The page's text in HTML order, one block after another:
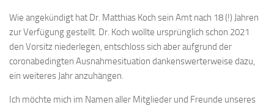
Schach online
1.Online Schachturnierserie
Termine
Verein
Wie angekündigt hat Dr. Matthias Koch sein Amt nach 18 (!) Jahren
zur Verfügung gestellt. Dr. Koch wollte ursprünglich schon 2021
den Vorsitz niederlegen, entschloss sich aber aufgrund der
coronabedingten Ausnahmesituation dankenswerterweise dazu,
ein weiteres Jahr anzuhängen.
Ich möchte mich im Namen aller Mitglieder und Freunde unseres